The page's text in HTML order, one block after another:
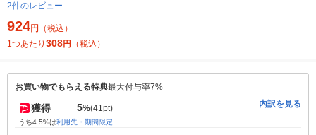
2件のレビュー
924円
（税込）
1つあたり 308円 （税込）
お買い物でもらえる特典最大付与率7%
獲得 5%(41pt)
うち4.5%は利用先・期間限定
内訳を見る